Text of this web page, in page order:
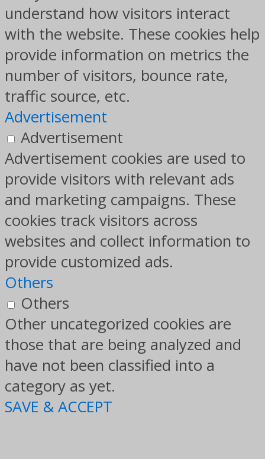
understand how visitors interact
with the website. These cookies help
provide information on metrics the
number of visitors, bounce rate,
traffic source, etc.
Advertisement
Advertisement
Advertisement cookies are used to
provide visitors with relevant ads
and marketing campaigns. These
cookies track visitors across
websites and collect information to
provide customized ads.
Others
Others
Other uncategorized cookies are
those that are being analyzed and
have not been classified into a
category as yet.
SAVE & ACCEPT